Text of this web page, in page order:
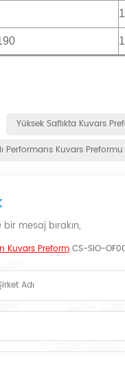
Yüksek Saflıkta Kuvars
Performans Kuvars Preformu
mesaj bırakın,
Kuvars Preform CS-SIO-